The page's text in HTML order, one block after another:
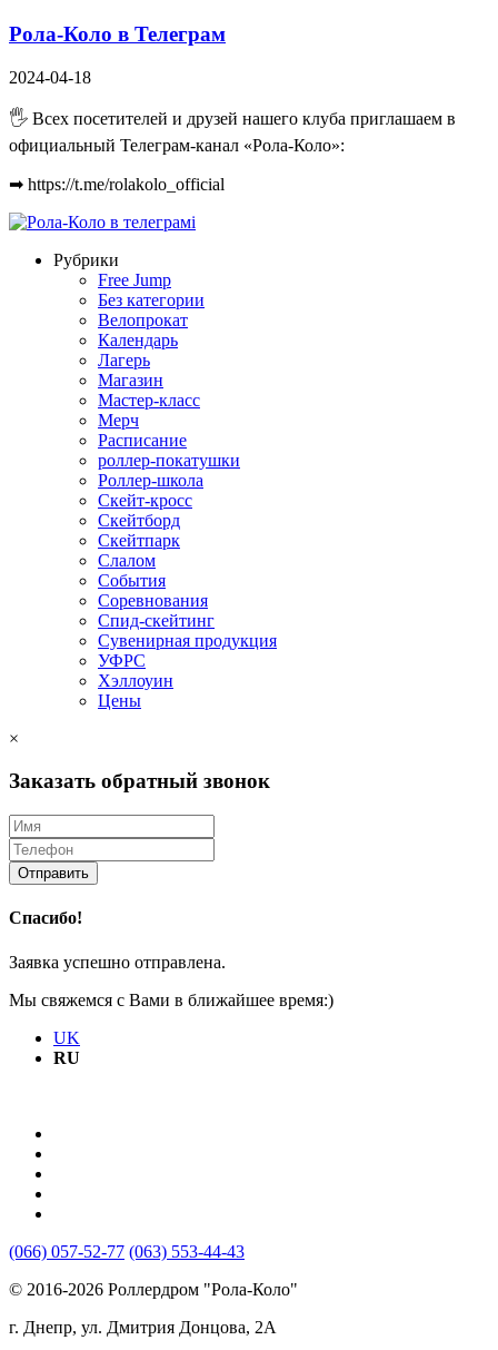
Рола-Коло в Телеграм
2024-04-18
🖐 Всех посетителей и друзей нашего клуба приглашаем в
официальный Телеграм-канал «Рола-Коло»:
➡ https://t.me/rolakolo_official
Рубрики
Free Jump
Без категории
Велопрокат
Календарь
Лагерь
Магазин
Мастер-класс
Мерч
Расписание
роллер-покатушки
Роллер-школа
Скейт-кросс
Скейтборд
Скейтпарк
Слалом
События
Соревнования
Спид-скейтинг
Сувенирная продукция
УФРС
Хэллоуин
Цены
×
Заказать обратный звонок
Отправить
Спасибо!
Заявка успешно отправлена.
Мы свяжемся с Вами в ближайшее время:)
UK
RU
(066) 057-52-77 (063) 553-44-43
© 2016-2026 Роллердром "Рола-Коло"
г. Днепр, ул. Дмитрия Донцова, 2A